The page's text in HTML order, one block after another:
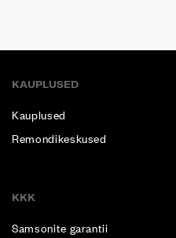
KAUPLUSED
Kauplused
Remondikeskused
KKK
Samsonite garantii